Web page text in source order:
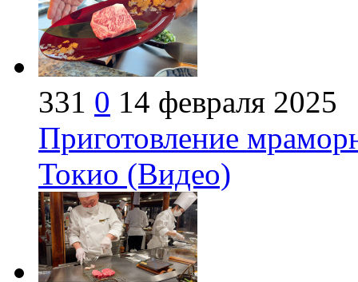
331 0 14 февраля 2025
Приготовление
Токио (Видео)